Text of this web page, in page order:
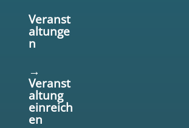
Veranst
altunge
n
→
Veranst
altung
einreich
en